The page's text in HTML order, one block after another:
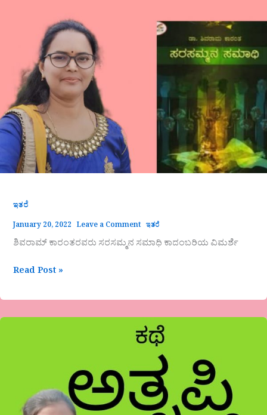
ಇತರೆ
January 20, 2022 Leave a Comment ಇತರೆ
ಶಿವರಾಮ್ ಕಾರಂತರವರು ಸರಸಮ್ಮನ ಸಮಾಧಿ ಕಾದಂಬರಿಯ ವಿಮರ್ಶೆ
Read Post »